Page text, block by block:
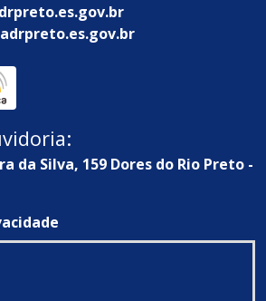
da Silva, 159 Dores do Rio Preto -